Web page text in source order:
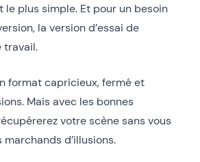
le plus simple. Et pour un besoin
la version d’essai de
travail.
format capricieux, fermé et
Mais avec les bonnes
votre scène sans vous
d’illusions.